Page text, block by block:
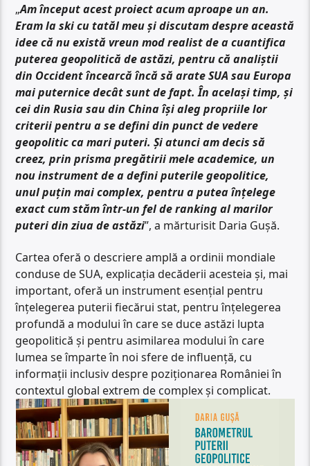
„Am început acest proiect acum aproape un an.
Eram la ski cu tatăl meu și discutam despre această
idee că nu există vreun mod realist de a cuantifica
puterea geopolitică de astăzi, pentru că analiștii
din Occident încearcă încă să arate SUA sau Europa
mai puternice decât sunt de fapt. În același timp, și
cei din Rusia sau din China își aleg propriile lor
criterii pentru a se defini din punct de vedere
geopolitic ca mari puteri. Și atunci am decis să
creez, prin prisma pregătirii mele academice, un
nou instrument de a defini puterile geopolitice,
unul puțin mai complex, pentru a putea înțelege
exact cum stăm într-un fel de ranking al marilor
puteri din ziua de astăzi”, a mărturisit Daria Gușă.
Cartea oferă o descriere amplă a ordinii mondiale
conduse de SUA, explicația decăderii acesteia și, mai
important, oferă un instrument esențial pentru
înțelegerea puterii fiecărui stat, pentru înțelegerea
profundă a modului în care se duce astăzi lupta
geopolitică și pentru asimilarea modului în care
lumea se împarte în noi sfere de influență, cu
informații inclusiv despre poziționarea României în
contextul global extrem de complex și complicat.